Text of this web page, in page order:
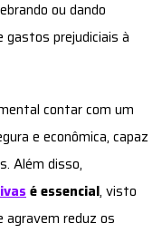
ou dando
gastos prejudiciais à
contar com um
e econômica, capaz
Além disso,
é essencial, visto
agravem reduz os